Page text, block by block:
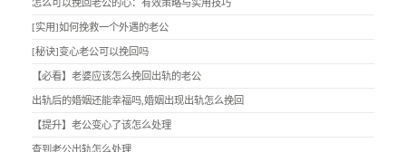
怎么可以挽回老公的心：有效策略与实用技巧
[实用]如何挽救一个外遇的老公
[秘诀]变心老公可以挽回吗
【必看】老婆应该怎么挽回出轨的老公
出轨后的婚姻还能幸福吗,婚姻出现出轨怎么挽回
【提升】老公变心了该怎么处理
查到老公出轨怎么处理